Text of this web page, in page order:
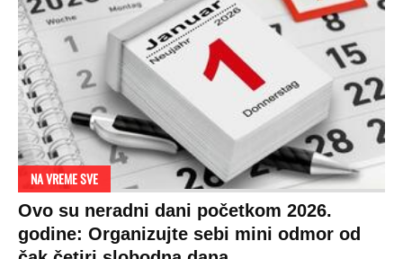
NA VREME SVE
Ovo su neradni dani početkom 2026.
godine: Organizujte sebi mini odmor od